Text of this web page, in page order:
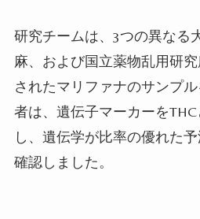
研究チームは、3つの異なる
麻、および国立薬物乱用研
されたマリファナのサンプ
者は、遺伝子マーカーを
し、遺伝学が比率の優れた
確認しました。